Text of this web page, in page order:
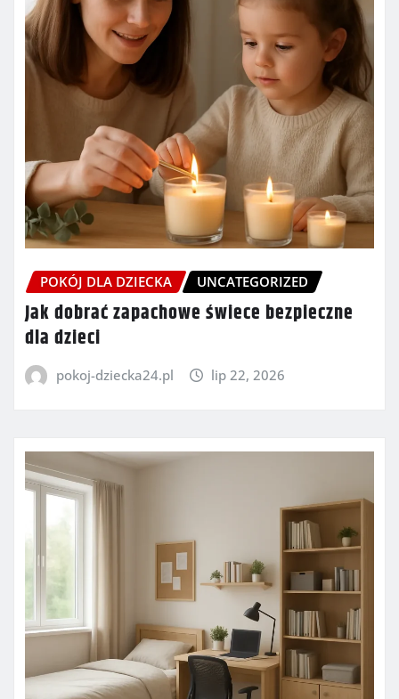
POKÓJ DLA DZIECKA UNCATEGORIZED
Jak dobrać zapachowe świece bezpieczne
dla dzieci
pokoj-dziecka24.pl lip 22, 2026